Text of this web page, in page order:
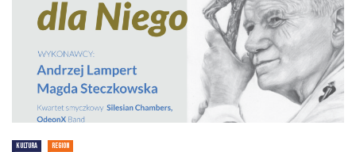
KULTURA REGION